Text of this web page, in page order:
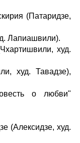
(Патаридзе,
Лапиашвили).
худ.
худ. Тавадзе),
о любви"
(Алексидзе, худ.